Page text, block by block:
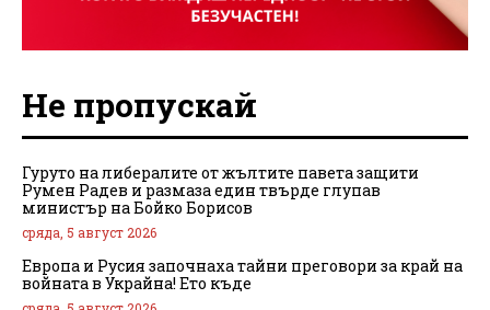
Не пропускай
Гуруто на либералите от жълтите павета защити
Румен Радев и размаза един твърде глупав
министър на Бойко Борисов
сряда, 5 август 2026
Европа и Русия започнаха тайни преговори за край на
войната в Украйна! Ето къде